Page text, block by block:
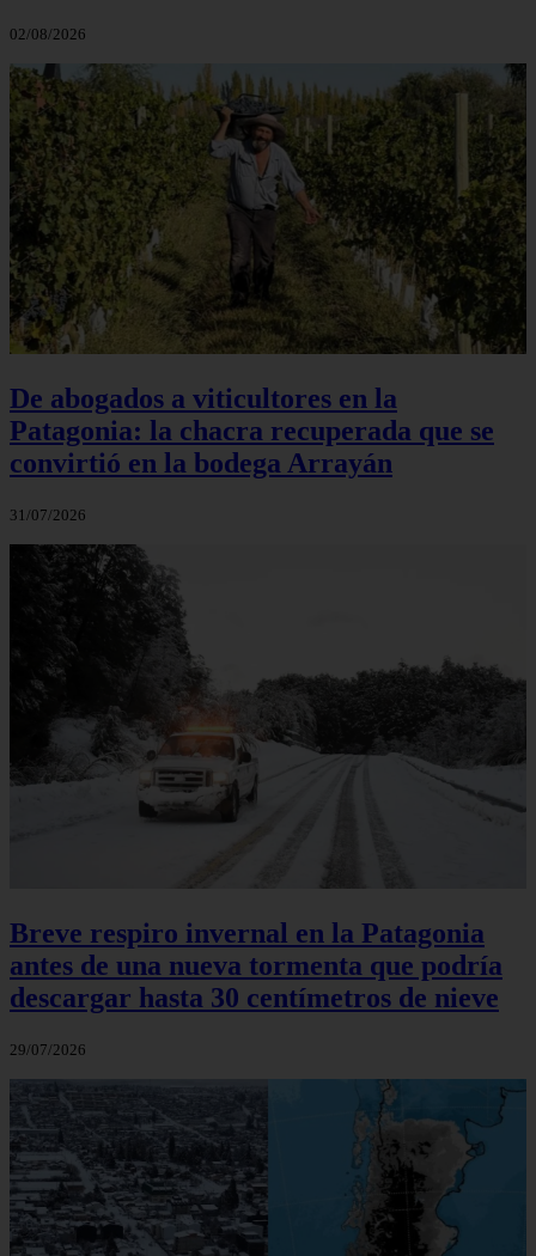
02/08/2026
De abogados a viticultores en la
Patagonia: la chacra recuperada que se
convirtió en la bodega Arrayán
31/07/2026
Breve respiro invernal en la Patagonia
antes de una nueva tormenta que podría
descargar hasta 30 centímetros de nieve
29/07/2026